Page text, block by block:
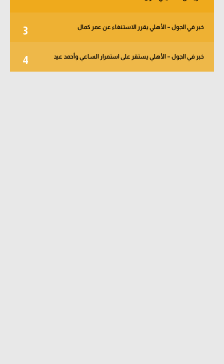
3 خبر في الجول – الأهلي يقرر الاستنغاء عن عمر كمال
4 خبر في الجول – الأهلي يستقر على استمرار الساعي وأحمد عيد